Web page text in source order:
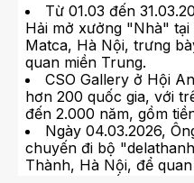
Từ 01.03 đến
Hải mở xưởng "Nhà"
Matca, Hà Nội, trưng
quan miền Trung.
CSO Gallery ở Hội
hơn 200 quốc gia, với
đến 2.000 năm, gồm
Ngày 04.03.2026,
chuyến đi bộ
Thành, Hà Nội, để